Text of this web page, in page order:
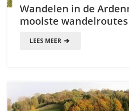
Wandelen in de
mooiste wandelroutes
LEES MEER